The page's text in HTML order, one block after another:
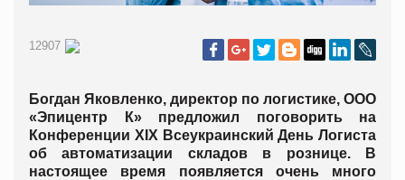
12907
Богдан Яковленко, директор по логистике, ООО
«Эпицентр К» предложил поговорить на
Конференции XIX Всеукраинский День Логиста
об автоматизации складов в рознице. В
настоящее время появляется очень много